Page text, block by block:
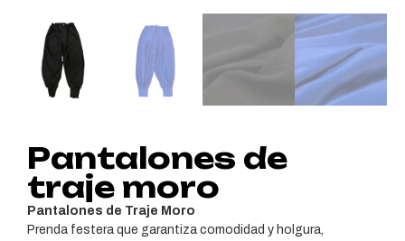
Pantalones de
traje moro
Pantalones de Traje Moro
Prenda festera que garantiza comodidad y holgura,